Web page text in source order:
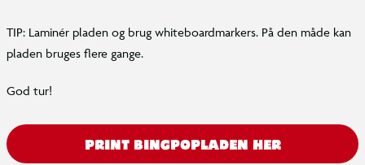
TIP: Laminér pladen og brug whiteboardmarkers. På den måde kan
pladen bruges flere gange.
God tur!
PRINT BINGPOPLADEN HER